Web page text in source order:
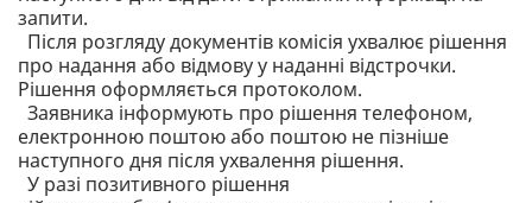
запити.
Після розгляду документів комісія ухвалює рішення
про надання або відмову у наданні відстрочки.
Рішення оформляється протоколом.
Заявника інформують про рішення телефоном,
електронною поштою або поштою не пізніше
наступного дня після ухвалення рішення.
У разі позитивного рішення